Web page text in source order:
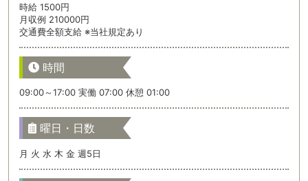
時給 1500円
月収例 210000円
交通費全額支給 ※当社規定あり
時間
09:00～17:00 実働 07:00 休憩 01:00
曜日・日数
月 火 水 木 金 週5日